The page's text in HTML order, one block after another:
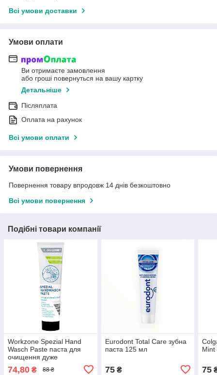
Всі умови доставки
Умови оплати
Ви отримаєте замовлення
або гроші повернуться на вашу картку
Детальніше
Післяплата
Оплата на рахунок
Всі умови оплати
Умови повернення
Повернення товару впродовж 14 днів безкоштовно
Всі умови повернення
Подібні товари компанії
Workzone Spezial Hand
Wasch Paste паста для
очищення дуже
74,80 ₴ 88 ₴
Eurodont Total Care зубна
паста 125 мл
75₴
Mint
75